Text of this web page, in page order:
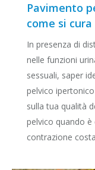
Pavimento
come si cura
In presenza di
nelle funzioni
sessuali, saper
pelvico
sulla tua qualità
pelvico quando
contrazione